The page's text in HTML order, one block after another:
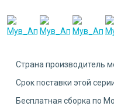
Страна производитель
Срок поставки этой
Бесплатная сборка по